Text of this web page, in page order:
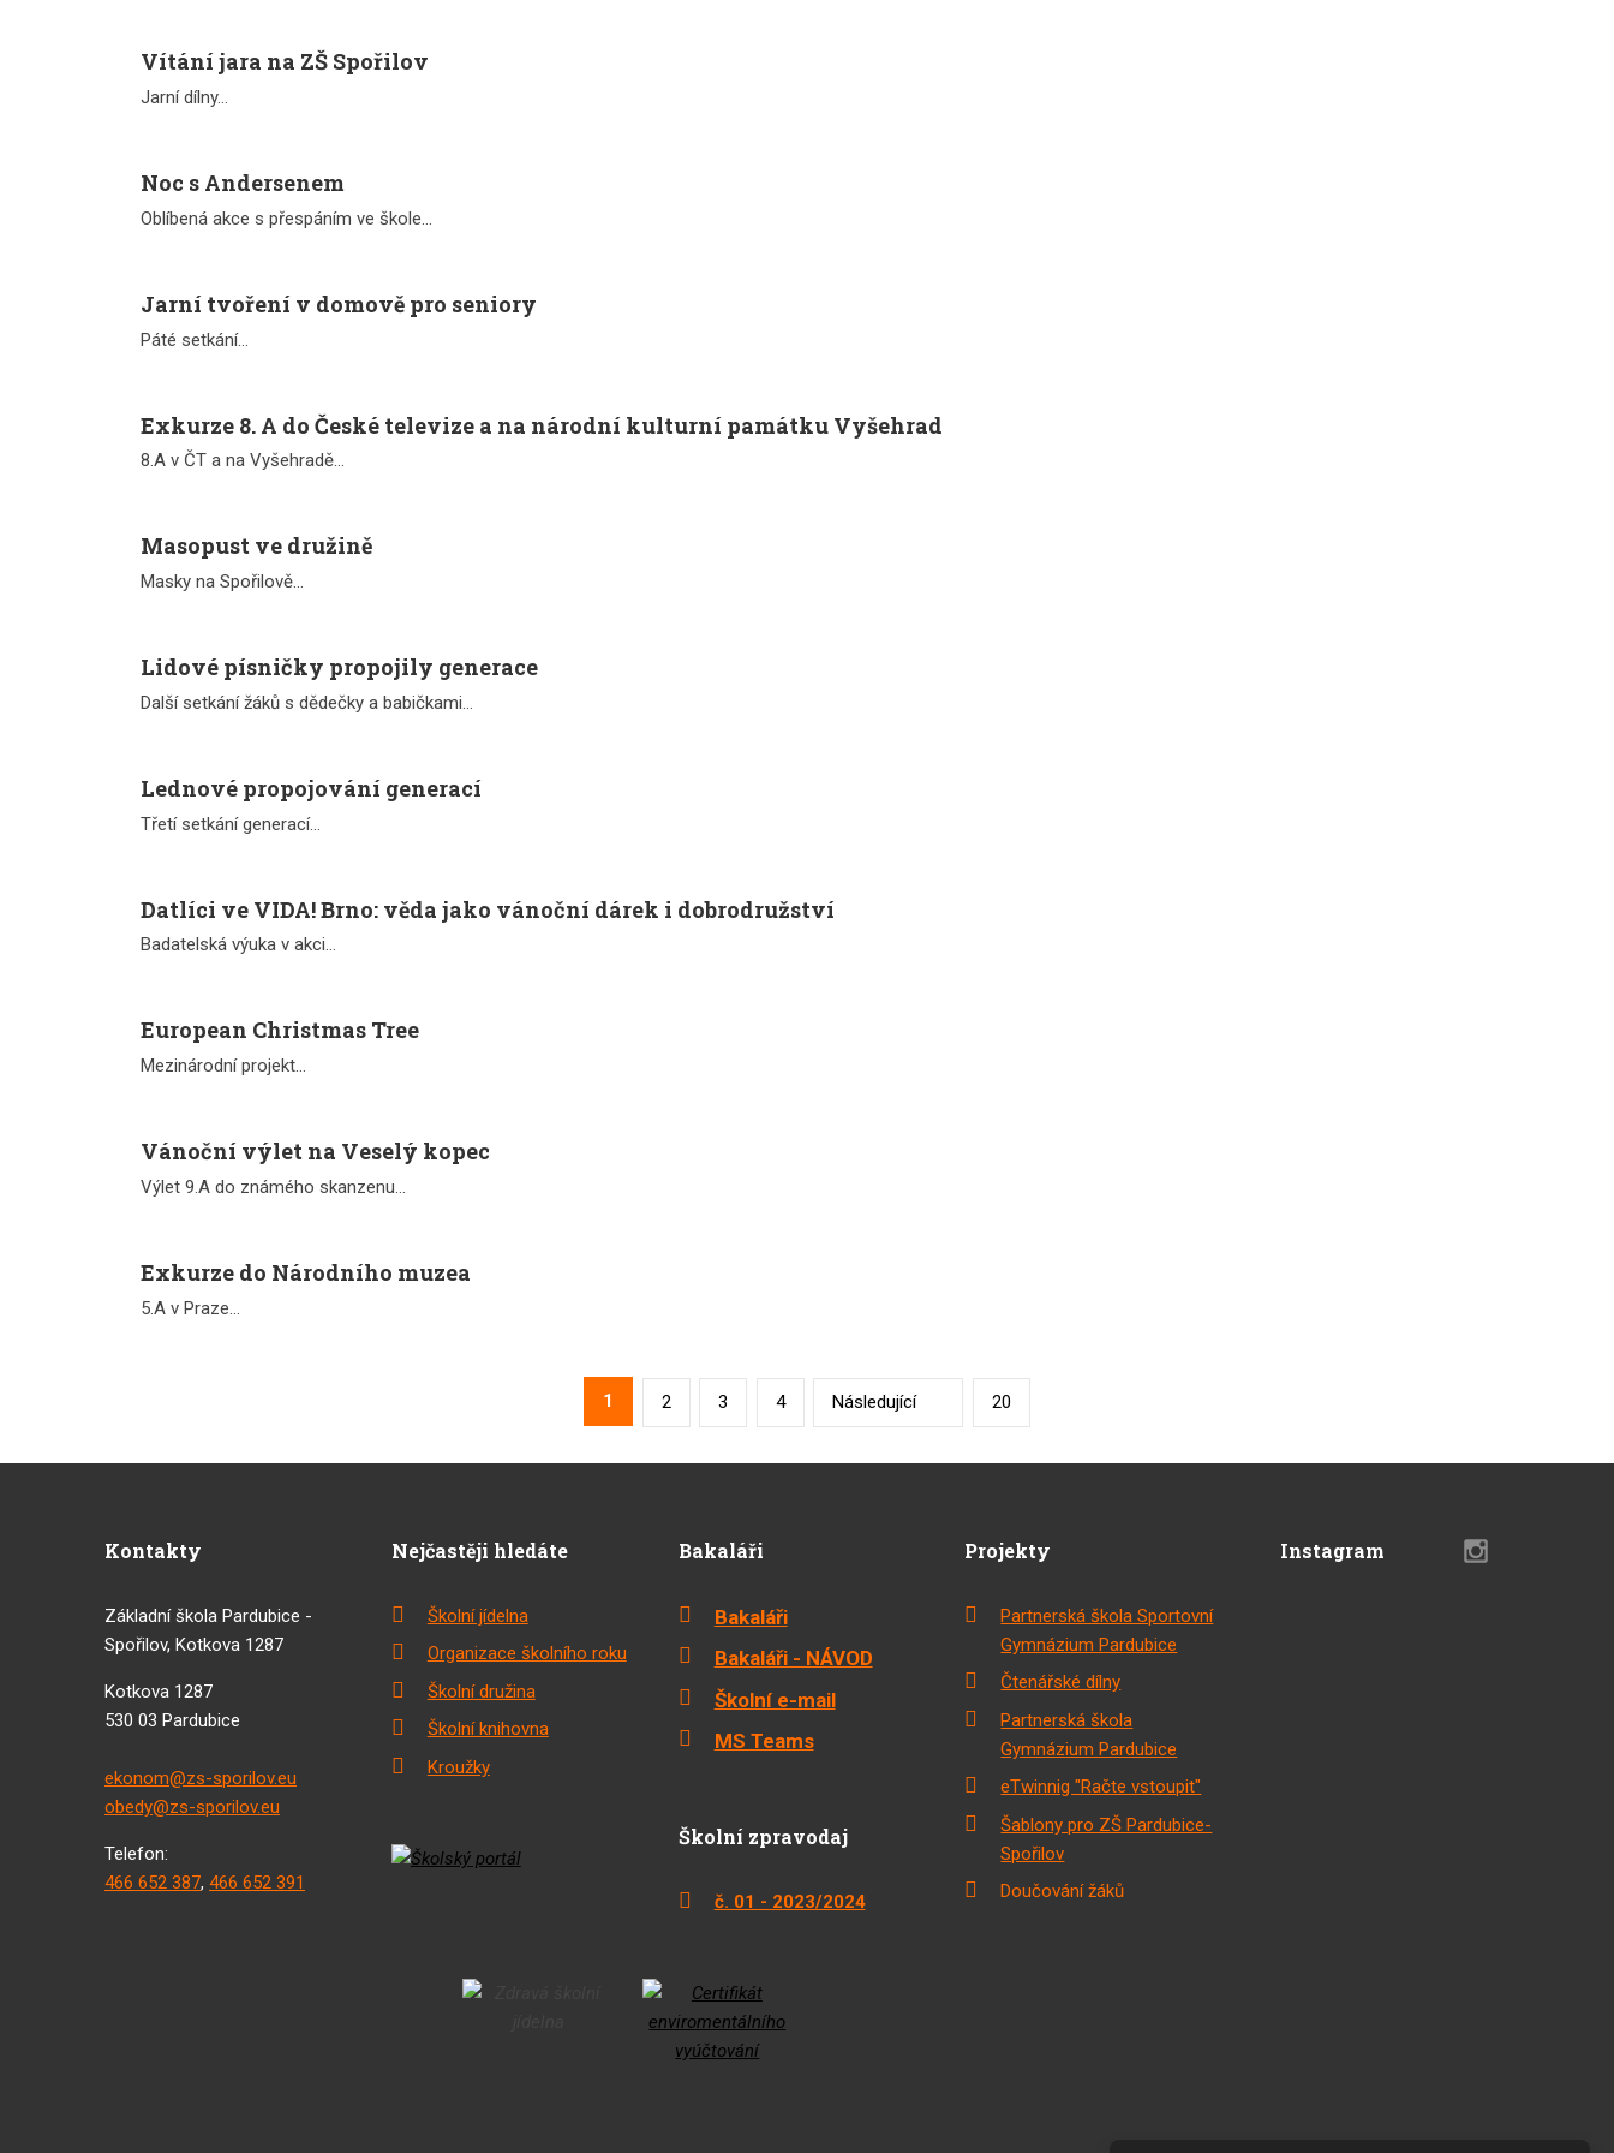
Vítání jara na ZŠ Spořilov
Jarní dílny...
Noc s Andersenem
Oblíbená akce s přespáním ve škole...
Jarní tvoření v domově pro seniory
Páté setkání...
Exkurze 8. A do České televize a na národní kulturní památku Vyšehrad
8.A v ČT a na Vyšehradě...
Masopust ve družině
Masky na Spořilově...
Lidové písničky propojily generace
Další setkání žáků s dědečky a babičkami...
Lednové propojování generací
Třetí setkání generací...
Datlíci ve VIDA! Brno: věda jako vánoční dárek i dobrodružství
Badatelská výuka v akci...
European Christmas Tree
Mezinárodní projekt...
Vánoční výlet na Veselý kopec
Výlet 9.A do známého skanzenu...
Exkurze do Národního muzea
5.A v Praze...
1 2 3 4 Následující 20
Kontakty
Základní škola Pardubice -
Spořilov, Kotkova 1287
Kotkova 1287
530 03 Pardubice
ekonom@zs-sporilov.eu
obedy@zs-sporilov.eu
Telefon:
466 652 387, 466 652 391
Nejčastěji hledáte
Školní jídelna
Organizace školního roku
Školní družina
Školní knihovna
Kroužky
Bakaláři
Bakaláři
Bakaláři - NÁVOD
Školní e-mail
MS Teams
Školní zpravodaj
č. 01 - 2023/2024
Projekty
Partnerská škola Sportovní
Gymnázium Pardubice
Čtenářské dílny
Partnerská škola
Gymnázium Pardubice
eTwinnig "Račte vstoupit"
Šablony pro ZŠ Pardubice-
Spořilov
Doučování žáků
Instagram